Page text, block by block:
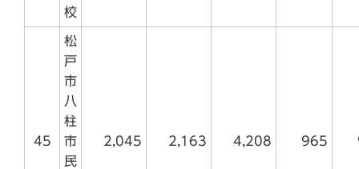
校
45
松
戸
市
八
柱
市
民
2,045 2,163 4,208 965